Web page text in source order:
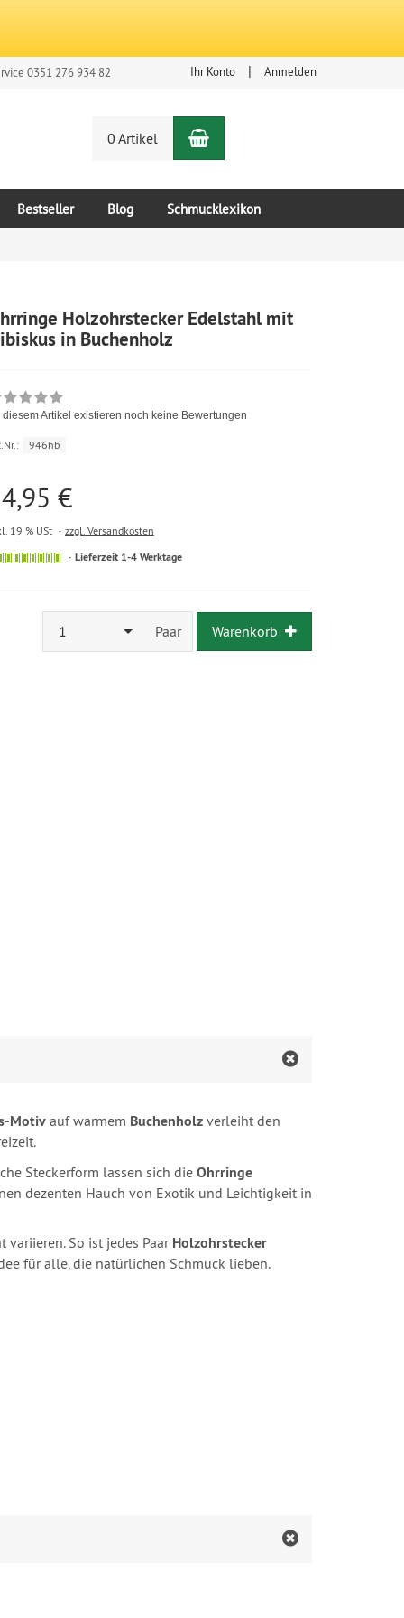
0351 276 934 82 Ihr Konto Anmelden
0 Artikel Warenkorb
Bestseller Blog Schmucklexikon
Holzohrstecker Edelstahl mit
in Buchenholz
diesem Artikel existieren noch keine Bewertungen
946hb
€
19 % USt zzgl. Versandkosten
Lieferzeit 1-4 Werktage
1 Paar Warenkorb
Motiv auf warmem Buchenholz verleiht den
Steckerform lassen sich die Ohrringe
dezenten Hauch von Exotik und Leichtigkeit in
variieren. So ist jedes PaarHolzohrstecker
für alle, die natürlichen Schmuck lieben.